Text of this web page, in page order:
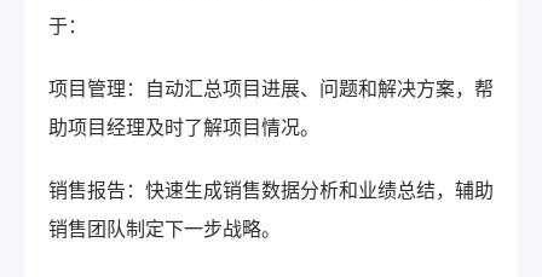
于：
项目管理：自动汇总项目进展、问题和解决方案，帮
助项目经理及时了解项目情况。
销售报告：快速生成销售数据分析和业绩总结，辅助
销售团队制定下一步战略。